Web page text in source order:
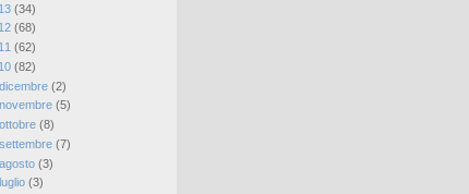
(34)
(68)
(62)
(82)
dicembre(2)
novembre(5)
ottobre(8)
settembre(7)
agosto(3)
luglio(3)